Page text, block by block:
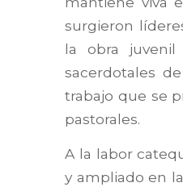
surgieron
la obra
sacerdotales
trabajo que se
pastorales.
A la labor
y ampliado en